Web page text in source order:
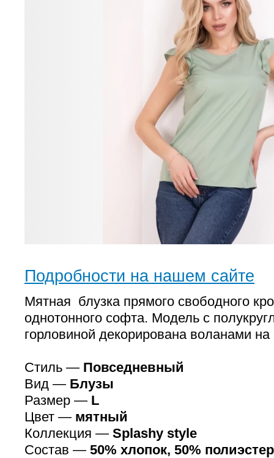
Подробности на нашем сайте
Мятная блузка прямого свободного
однотонного софта. Модель с
горловиной декорирована воланами
Стиль — Повседневный
Вид — Блузы
Размер — L
Цвет — мятный
Коллекция — Splashy style
Состав — 50% хлопок, 50% полиэстер